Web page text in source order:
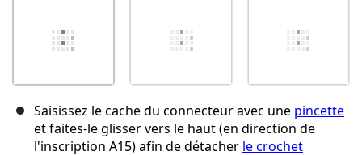
Saisissez le cache du connecteur avec une pincette
et faites-le glisser vers le haut (en direction de
l'inscription A15) afin de détacher le crochet